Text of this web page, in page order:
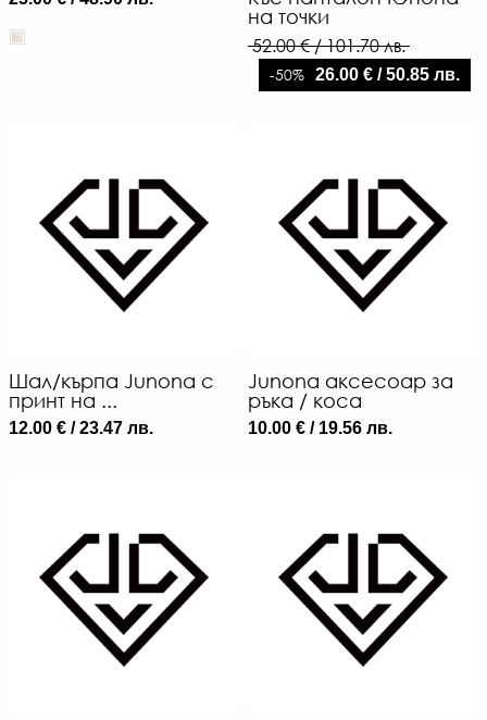
на точки
52.00 € / 101.70 лв.
-50% 26.00 € / 50.85 лв.
Шал/кърпа Junona с
принт на ...
12.00 € / 23.47 лв.
Junona aксесоар за
ръка / коса
10.00 € / 19.56 лв.